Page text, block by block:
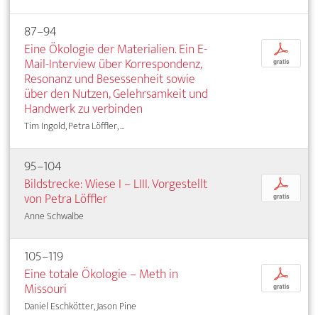
87–94
Eine Ökologie der Materialien. Ein E-
Mail-Interview über Korrespondenz,
Resonanz und Besessenheit sowie
über den Nutzen, Gelehrsamkeit und
Handwerk zu verbinden
Tim Ingold, Petra Löffler, ...
p
gratis
95–104
Bildstrecke: Wiese I – LIII. Vorgestellt
von Petra Löffler
Anne Schwalbe
p
gratis
105–119
Eine totale Ökologie – Meth in
Missouri
Daniel Eschkötter, Jason Pine
p
gratis